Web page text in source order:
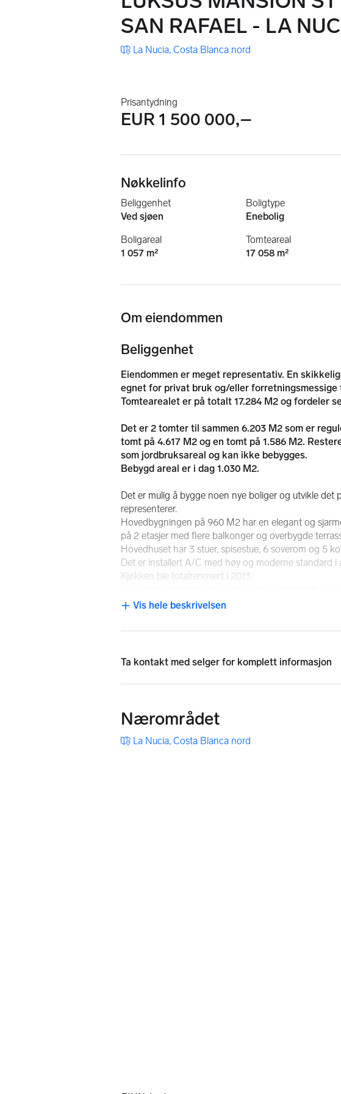
SAN RAFAEL - LA
La Nucia, Costa Blanca nord
Prisantydning
EUR 1 500 000,–
Nøkkelinfo
Beliggenhet
Ved sjøen
Boligtype
Enebolig
Boligareal
1 057 m²
Tomteareal
17 058 m²
Om eiendommen
Beliggenhet
Eiendommen er meget representativ. En
egnet for privat bruk og/eller forretningsmessige
Tomtearealet er på totalt 17.284 M2 og fordeler
Det er 2 tomter til sammen 6.203 M2 som er
tomt på 4.617 M2 og en tomt på 1.586 M2.
som jordbruksareal og kan ikke bebygges.
Bebygd areal er i dag 1.030 M2.
Det er mulig å bygge noen nye boliger og utvikle det
representerer.
Hovedbygningen på 960 M2 har en elegant og
på 2 etasjer med flere balkonger og overbygde
Hovedhuset har 3 stuer, spisestue, 6 soverom og 5
Det er installert A/C med høy og moderne standard i
Kjøkken ble totalrenovert i 2013.
Gjestehuset er 70 M2 og har 2 soverom, 1 bad,
Det er Swimmingpool 4×8 meter og BBQ i tlslutning
kort avstand til sentrum av Alfaz, La Nucia og
Kun 10 minutter til sentrum i Albir og i Benidorm.
Vis hele beskrivelsen
NB: Knappen for å vise hele beskrivelsen har kun en
Ta kontakt med selger for komplett informasjon
Nærområdet
La Nucia, Costa Blanca nord